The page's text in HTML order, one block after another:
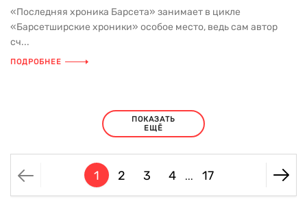
«Последняя хроника Барсета» занимает в цикле
«Барсетширские хроники» особое место, ведь сам автор
сч...
ПОДРОБНЕЕ
ПОКАЗАТЬ
ЕЩЁ
1 2 3 4 ... 17